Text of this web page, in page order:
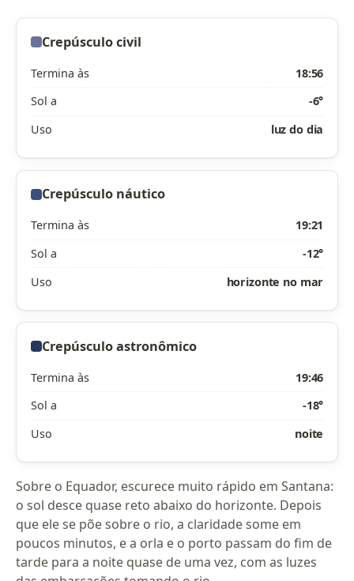
Crepúsculo civil
Termina às
18:56
Sol a
-6°
Uso
luz do dia
Crepúsculo náutico
Termina às
19:21
Sol a
-12°
Uso
horizonte no mar
Crepúsculo astronômico
Termina às
19:46
Sol a
-18°
Uso
noite
Sobre o Equador, escurece muito rápido em Santana:
o sol desce quase reto abaixo do horizonte. Depois
que ele se põe sobre o rio, a claridade some em
poucos minutos, e a orla e o porto passam do fim de
tarde para a noite quase de uma vez, com as luzes